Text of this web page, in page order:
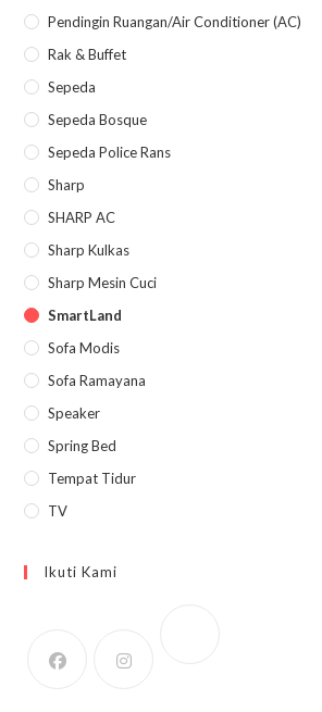
Pendingin Ruangan/Air Conditioner (AC)
Rak & Buffet
Sepeda
Sepeda Bosque
Sepeda Police Rans
Sharp
SHARP AC
Sharp Kulkas
Sharp Mesin Cuci
SmartLand
Sofa Modis
Sofa Ramayana
Speaker
Spring Bed
Tempat Tidur
TV
Ikuti Kami